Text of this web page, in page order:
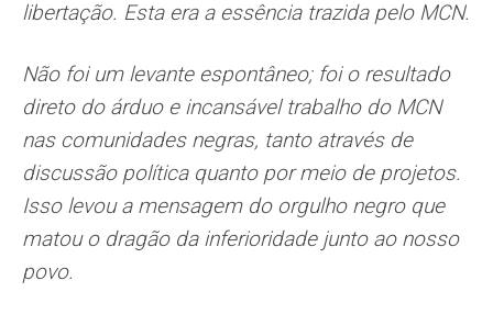
libertação. Esta era a essência trazida pelo MCN.
Não foi um levante espontâneo; foi o resultado
direto do árduo e incansável trabalho do MCN
nas comunidades negras, tanto através de
discussão política quanto por meio de projetos.
Isso levou a mensagem do orgulho negro que
matou o dragão da inferioridade junto ao nosso
povo.